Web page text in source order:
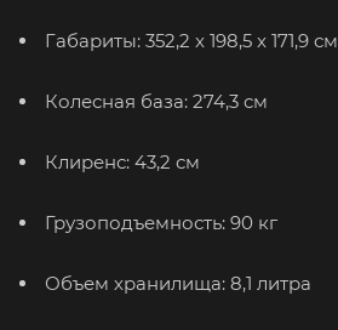
Габариты: 352,2 x 198,5 x 171,9 см
Колесная база: 274,3 см
Клиренс: 43,2 см
Грузоподъемность: 90 кг
Объем хранилища: 8,1 литра